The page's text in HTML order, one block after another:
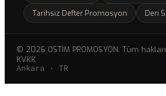
Tarihsiz Defter Promosyon
Deri
© 2026 OSTİM PROMOSYON. Tüm hakları
KVKK
Ankara · TR